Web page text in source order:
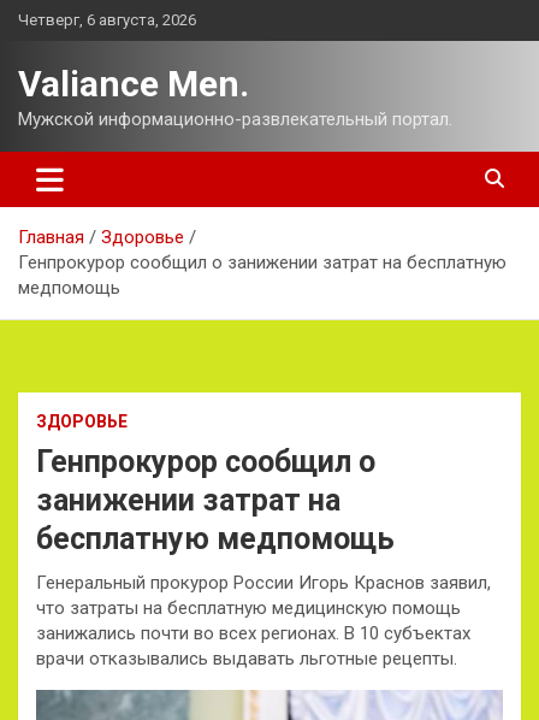
Перейти
Четверг, 6 августа, 2026
Valiance Men.
Мужской информационно-развлекательный портал.
Главная
Здоровье
Генпрокурор сообщил о занижении затрат на бесплатную
медпомощь
ЗДОРОВЬЕ
Генпрокурор сообщил о
занижении затрат на
бесплатную медпомощь
Генеральный прокурор России Игорь Краснов заявил,
что затраты на бесплатную медицинскую помощь
занижались почти во всех регионах. В 10 субъектах
врачи отказывались выдавать льготные рецепты.